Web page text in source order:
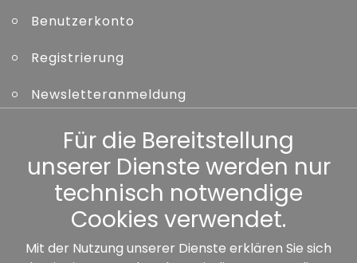
Benutzerkonto
Registrierung
Newsletteranmeldung
Kennwort vergessen
Sonstiges
Für die Bereitstellung
unserer Dienste werden nur
technisch notwendige
Cookies verwendet.
Mit der Nutzung unserer Dienste erklären Sie sich